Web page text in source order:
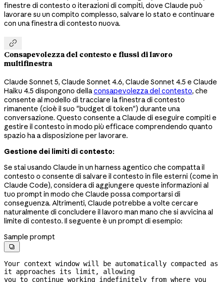
finestre di contesto o iterazioni di compiti, dove Claude può
lavorare su un compito complesso, salvare lo stato e continuare
con una finestra di contesto nuova.

Consapevolezza del contesto e flussi di lavoro
multifinestra
Claude Sonnet 5, Claude Sonnet 4.6, Claude Sonnet 4.5 e Claude
Haiku 4.5 dispongono dellaconsapevolezza del contesto, che
consente al modello di tracciare la finestra di contesto
rimanente (cioè il suo "budget di token") durante una
conversazione. Questo consente a Claude di eseguire compiti e
gestire il contesto in modo più efficace comprendendo quanto
spazio ha a disposizione per lavorare.
Gestione dei limiti di contesto:
Se stai usando Claude in un harness agentico che compatta il
contesto o consente di salvare il contesto in file esterni (come in
Claude Code), considera di aggiungere queste informazioni al
tuo prompt in modo che Claude possa comportarsi di
conseguenza. Altrimenti, Claude potrebbe a volte cercare
naturalmente di concludere il lavoro man mano che si avvicina al
limite di contesto. Il seguente è un prompt di esempio:
Sample prompt

Your context window will be automatically compacted as
it approaches its limit, allowing
you to continue working indefinitely from where you